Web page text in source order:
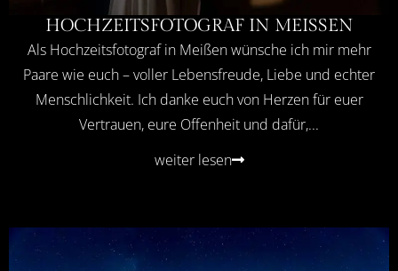
HOCHZEITSFOTOGRAF IN MEISSEN
Als Hochzeitsfotograf in Meißen wünsche ich mir mehr
Paare wie euch – voller Lebensfreude, Liebe und echter
Menschlichkeit. Ich danke euch von Herzen für euer
Vertrauen, eure Offenheit und dafür,...
weiter lesen